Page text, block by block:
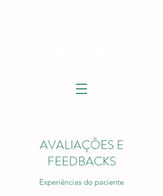
AVALIAÇÕES E
FEEDBACKS
Experiências do paciente